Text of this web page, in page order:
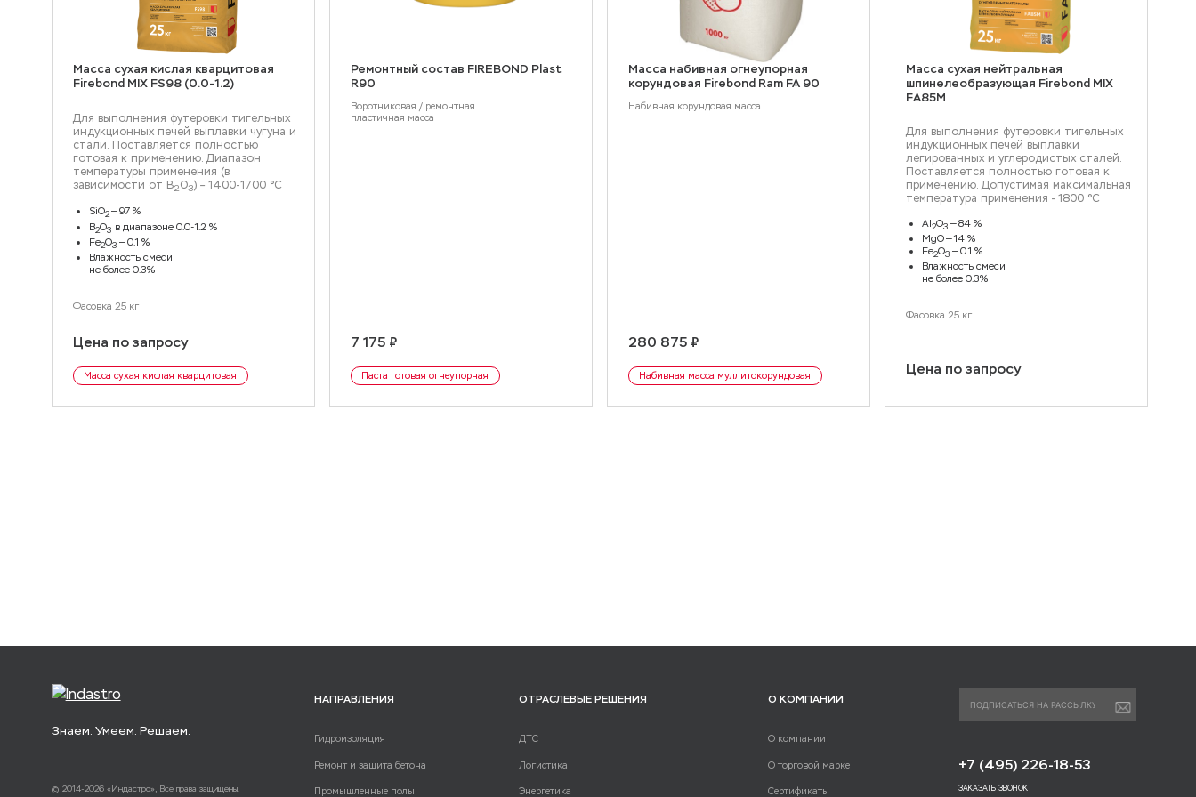
Масса сухая кислая кварцитовая
Firebond MIX FS98 (0.0-1.2)
Для выполнения футеровки тигельных
индукционных печей выплавки чугуна и
стали. Поставляется полностью
готовая к применению. Диапазон
температуры применения (в
зависимости от B2O3) – 1400-1700 °С
SiO2— 97 %
B2O3 в диапазоне 0.0-1.2 %
Fe2O3 — 0.1 %
Влажность смеси
не более 0.3%
Фасовка 25 кг
Цена по запросу
Масса сухая кислая кварцитовая
Ремонтный состав FIREBOND Plast
R90
Воротниковая / ремонтная
пластичная масса
7 175 ₽
Паста готовая огнеупорная
Масса набивная огнеупорная
корундовая Firebond Ram FA 90
Набивная корундовая масса
280 875 ₽
Набивная масса муллитокорундовая
Масса сухая нейтральная
шпинелеобразующая Firebond MIX
FА85M
Для выполнения футеровки тигельных
индукционных печей выплавки
легированных и углеродистых сталей.
Поставляется полностью готовая к
применению. Допустимая максимальная
температура применения - 1800 °С
Al2O3 — 84 %
MgO — 14 %
Fe2O3 — 0.1 %
Влажность смеси
не более 0.3%
Фасовка 25 кг
Цена по запросу
Знаем. Умеем. Решаем.
© 2014-2026 «Индастро», Все права защищены.
НАПРАВЛЕНИЯ
Гидроизоляция
Ремонт и защита бетона
Промышленные полы
ОТРАСЛЕВЫЕ РЕШЕНИЯ
ДТС
Логистика
Энергетика
О КОМПАНИИ
О компании
О торговой марке
Сертификаты
+7 (495) 226-18-53
ЗАКАЗАТЬ ЗВОНОК